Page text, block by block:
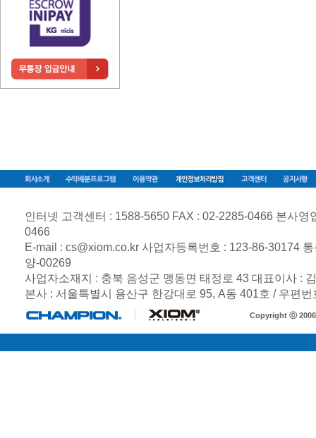
인터넷 고객센터 : 1588-5650 FAX : 02-2285-0466 본사영
0466
E-mail : cs@xiom.co.kr사업자등록번호 : 123-86-30174통
양-00269
사업자소재지 : 충북 음성군 맹동면 태정로 43 대표이사 :
본사 : 서울특별시 용산구 한강대로 95, A동 401호 / 우편번
Copyright ⓒ